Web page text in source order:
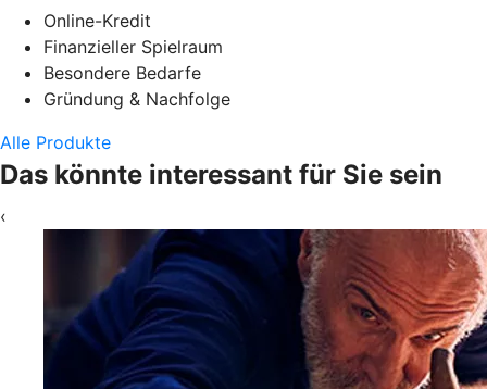
Online-Kredit
Finanzieller Spielraum
Besondere Bedarfe
Gründung & Nachfolge
Alle Produkte
Das könnte interessant für Sie sein
‹